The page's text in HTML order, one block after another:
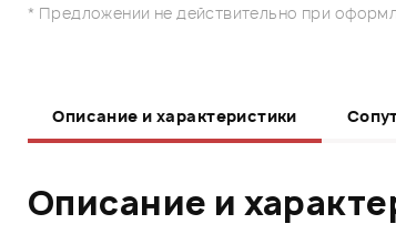
* Предложении не действительно при
Описание и характеристики
Описание и